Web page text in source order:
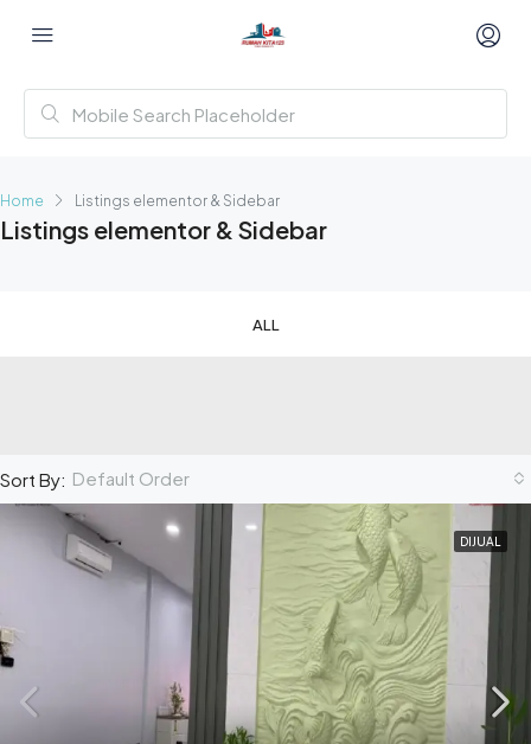
Home Listings elementor & Sidebar
Listings elementor & Sidebar
ALL
Sort By: Default Order
DIJUAL